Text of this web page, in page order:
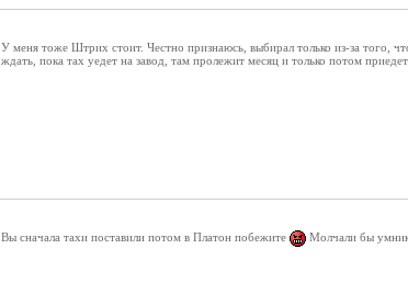
У меня тоже Штрих стоит. Честно признаюсь, выбирал только из-за того,
ждать, пока тах уедет на завод, там пролежит месяц и только потом
Вы сначала тахи поставили потом в Платон побежите
Молчали бы